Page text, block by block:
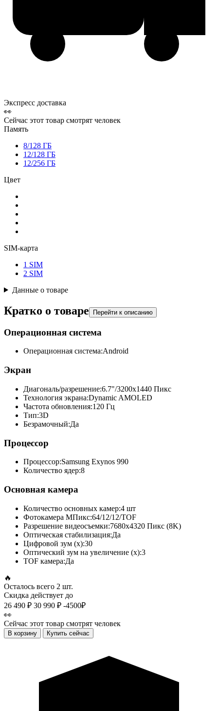
Экспресс доставка
👀
Сейчас этот товар смотрят человек
Память
8/128 ГБ
12/128 ГБ
12/256 ГБ
Цвет
SIM-карта
1 SIM
2 SIM
Данные о товаре
Кратко о товаре Перейти к описанию
Операционная система
Операционная система:Android
Экран
Диагональ/разрешение:6.7"/3200x1440 Пикс
Технология экрана:Dynamic AMOLED
Частота обновления:120 Гц
Тип:3D
Безрамочный:Да
Процессор
Процессор:Samsung Exynos 990
Количество ядер:8
Основная камера
Количество основных камер:4 шт
Фотокамера МПикс:64/12/12/TOF
Разрешение видеосъемки:7680x4320 Пикс (8K)
Оптическая стабилизация:Да
Цифровой зум (x):30
Оптический зум на увеличение (x):3
TOF камера:Да
🔥
Осталось всего 2 шт.
Скидка действует до
26 490 ₽ 30 990 ₽ -4500₽
👀
Сейчас этот товар смотрят человек
В корзину Купить сейчас